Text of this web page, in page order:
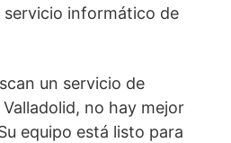
informático de
un servicio de
no hay mejor
equipo está listo para